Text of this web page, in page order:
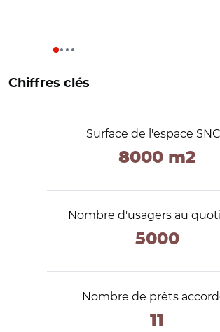
Chiffres clés
Surface de l'espace
8000 m2
Nombre d'usagers au
5000
Nombre de prêts
11